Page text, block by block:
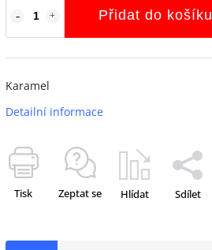
Přidat do košíku
Karamel
Detailní informace
Tisk Zeptat se Hlídat Sdílet